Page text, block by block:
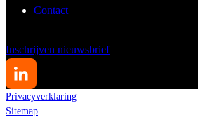
Contact
Inschrijven nieuwsbrief
Privacyverklaring
Sitemap